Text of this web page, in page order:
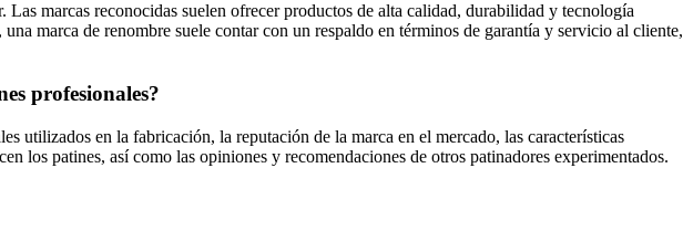
marcas reconocidas suelen ofrecer productos de alta calidad, durabilidad y tecnología
marca de renombre suele contar con un respaldo en términos de garantía y servicio al cliente,
profesionales?
utilizados en la fabricación, la reputación de la marca en el mercado, las características
los patines, así como las opiniones y recomendaciones de otros patinadores experimentados.